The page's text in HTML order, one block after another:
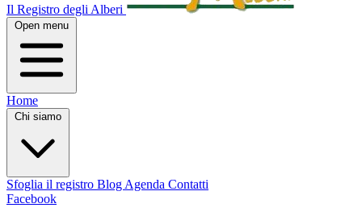
Il Registro degli Alberi
Open menu
Home
Chi siamo
Sfoglia il registro Blog Agenda Contatti
Facebook